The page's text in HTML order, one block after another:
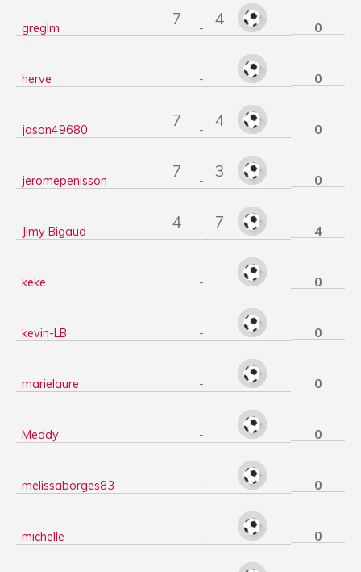
greglm 7 - 4 0
herve - 0
jason49680 7 - 4 0
jeromepenisson 7 - 3 0
Jimy Bigaud 4 - 7 4
keke - 0
kevin-LB - 0
marielaure - 0
Meddy - 0
melissaborges83 - 0
michelle - 0